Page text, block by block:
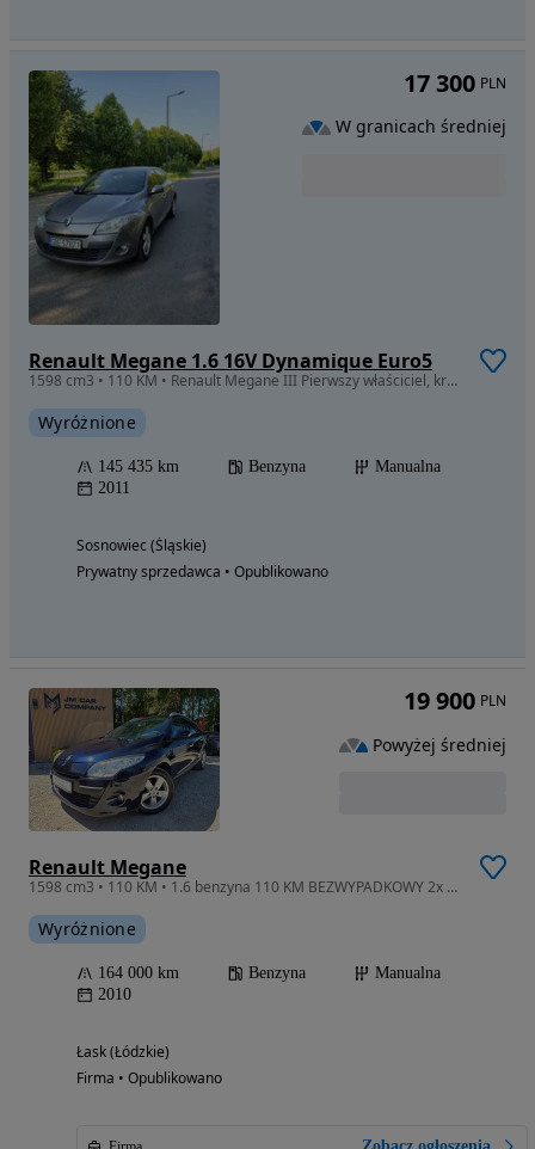
Renault Megane 1.6 16V Dynamique Euro5
1598 cm3 • 110 KM • Renault Megane III Pierwszy właściciel, krajowy.
Wyróżnione
145 435 km Benzyna
Manualna
2011
Sosnowiec (Śląskie)
Prywatny sprzedawca • Opublikowano
17 300 PLN
W granicach średniej
Renault Megane
1598 cm3 • 110 KM • 1.6 benzyna 110 KM BEZWYPADKOWY 2x Koła Grzane Fotele
Wyróżnione
164 000 km Benzyna
Manualna
2010
Łask (Łódzkie)
Firma • Opublikowano
19 900 PLN
Powyżej średniej